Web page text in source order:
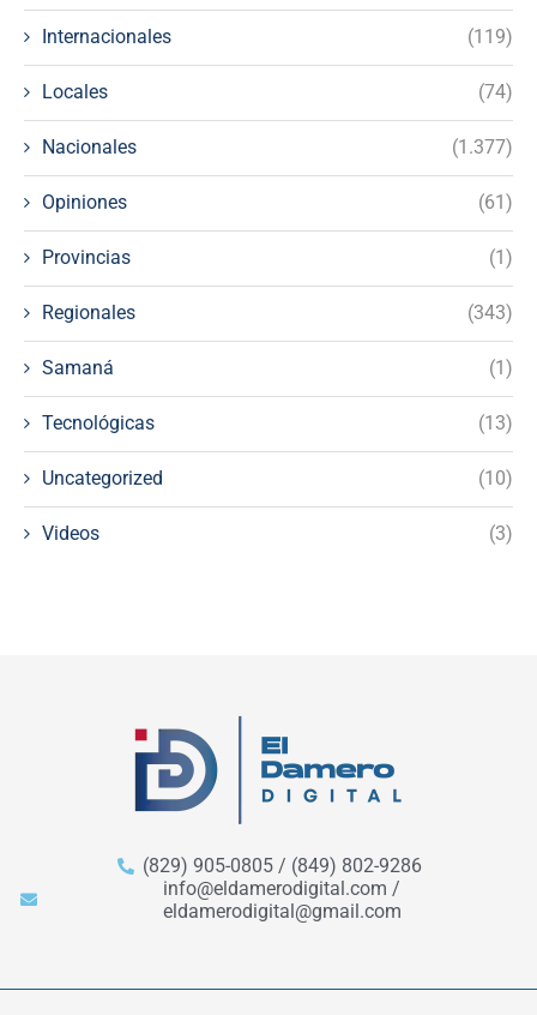
Internacionales (119)
Locales (74)
Nacionales (1.377)
Opiniones (61)
Provincias (1)
Regionales (343)
Samaná (1)
Tecnológicas (13)
Uncategorized (10)
Videos (3)
(829) 905-0805 / (849) 802-9286
info@eldamerodigital.com /
eldamerodigital@gmail.com